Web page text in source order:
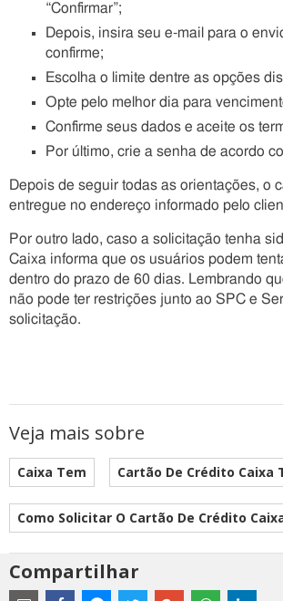
“Confirmar”;
Depois, insira seu e-mail para o
confirme;
Escolha o limite dentre as opções
Opte pelo melhor dia para
Confirme seus dados e aceite os
Por último, crie a senha de acordo
Depois de seguir todas as orientações, o
entregue no endereço informado pelo
Por outro lado, caso a solicitação tenha
Caixa informa que os usuários podem
dentro do prazo de 60 dias. Lembrando
não pode ter restrições junto ao SPC e
solicitação.
Veja mais sobre
Caixa Tem Cartão De Crédito Caixa
Como Solicitar O Cartão De Crédito
Compartilhar
Estes